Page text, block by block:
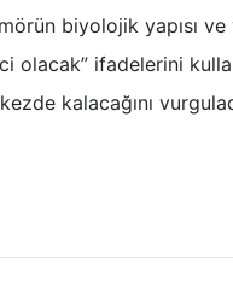
biyolojik yapısı
olacak” ifadelerini
kalacağını